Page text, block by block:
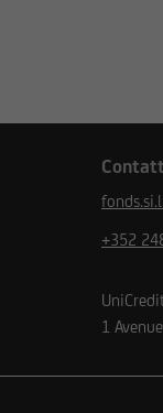
+352
1
negli Stati Uniti,
ai sensi
statunitensi o ad
registrata ai